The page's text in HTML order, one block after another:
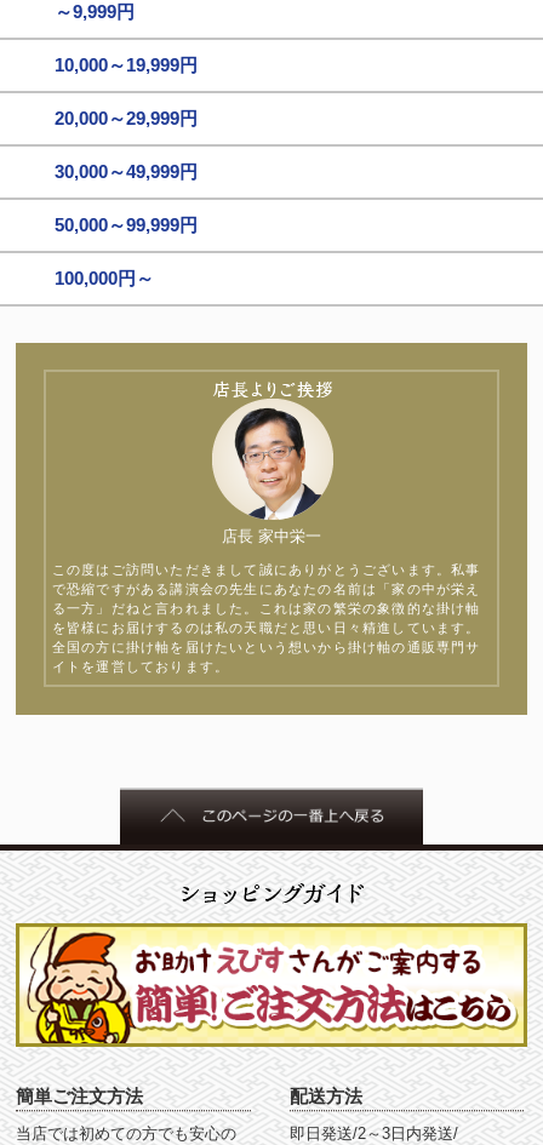
～9,999円
10,000～19,999円
20,000～29,999円
30,000～49,999円
50,000～99,999円
100,000円～
店長 家中栄一
この度はご訪問いただきまして誠にありがとうございます。私事
で恐縮ですがある講演会の先生にあなたの名前は「家の中が栄え
る一方」だねと言われました。これは家の繁栄の象徴的な掛け軸
を皆様にお届けするのは私の天職だと思い日々精進しています。
全国の方に掛け軸を届けたいという想いから掛け軸の通販専門サ
イトを運営しております。
簡単ご注文方法
当店では初めての方でも安心の
配送方法
即日発送/2～3日内発送/